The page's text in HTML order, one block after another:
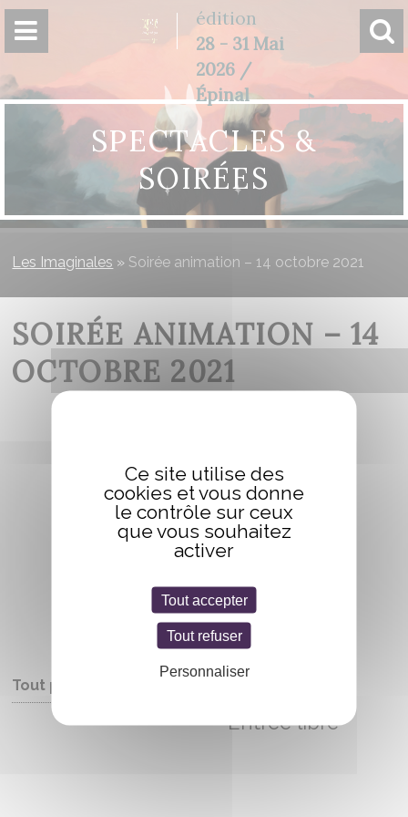
édition
28 - 31 Mai
2026 /
Épinal
SPECTACLES &
SOIRÉES
Les Imaginales » Soirée animation – 14 octobre 2021
SOIRÉE ANIMATION – 14
OCTOBRE 2021
Tout public
Entrée libre
Panneau de gestion des cookies
Ce site utilise des
cookies et vous donne
le contrôle sur ceux
que vous souhaitez
activer
Tout accepter
Tout refuser
Personnaliser